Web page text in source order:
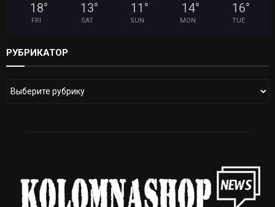
18°
FRI
13°
SAT
11 °
SUN
14°
MON
16°
TUE
РУБРИКАТОР